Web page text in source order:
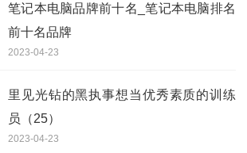
笔记本电脑品牌前十名_笔记本电脑排名
前十名品牌
2023-04-23
里见光钻的黑执事想当优秀素质的训练
员（25）
2023-04-23